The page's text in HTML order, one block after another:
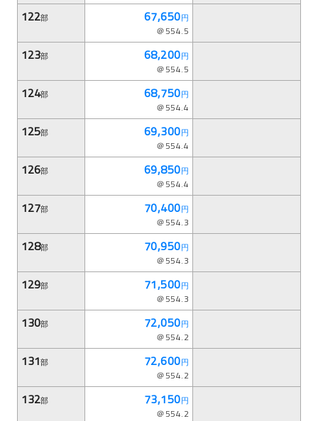
122部 67,650円
＠554.5
123部 68,200円
＠554.5
124部 68,750円
＠554.4
125部 69,300円
＠554.4
126部 69,850円
＠554.4
127部 70,400円
＠554.3
128部 70,950円
＠554.3
129部 71,500円
＠554.3
130部 72,050円
＠554.2
131部 72,600円
＠554.2
132部 73,150円
＠554.2